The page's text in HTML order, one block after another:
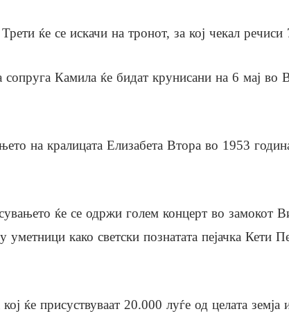
ќе се искачи на тронот, за кој чекал
сопруга Камила ќе бидат крунисани на 6 мај во
на кралицата Елизабета Втора во 1953
ќе се одржи голем концерт во замокот
уметници како светски познатата пејачка Кети
ќе присуствуваат 20.000 луѓе од целата